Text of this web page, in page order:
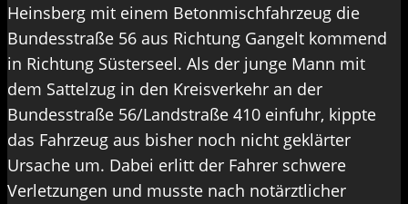
Heinsberg mit einem Betonmischfahrzeug die
Bundesstraße 56 aus Richtung Gangelt kommend
in Richtung Süsterseel. Als der junge Mann mit
dem Sattelzug in den Kreisverkehr an der
Bundesstraße 56/Landstraße 410 einfuhr, kippte
das Fahrzeug aus bisher noch nicht geklärter
Ursache um. Dabei erlitt der Fahrer schwere
Verletzungen und musste nach notärztlicher